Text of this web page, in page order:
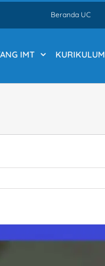
Beranda UC
IMT KURIKULUM